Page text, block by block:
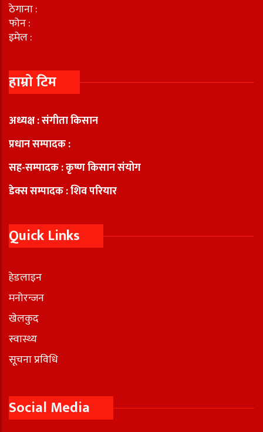
ठेगाना :
फोन :
इमेल :
हाम्रो टिम
अध्यक्ष : संगीता किसान
प्रधान सम्पादक :
सह-सम्पादक : कृष्ण किसान संयोग
डेक्स सम्पादक : शिव परियार
Quick Links
हेडलाइन
मनोरन्जन
खेलकुद
स्वास्थ्य
सूचना प्रविधि
Social Media